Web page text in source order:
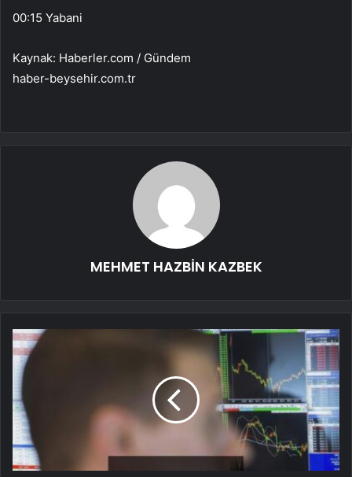
00:15 Yabani
Kaynak: Haberler.com / Gündem
haber-beysehir.com.tr
MEHMET HAZBİN KAZBEK